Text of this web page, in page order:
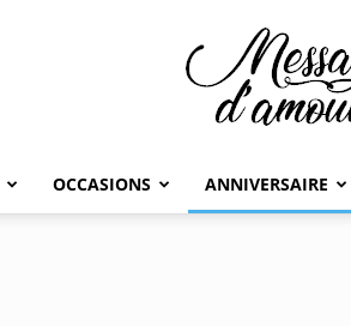
OCCASIONS ANNIVERSAIRE